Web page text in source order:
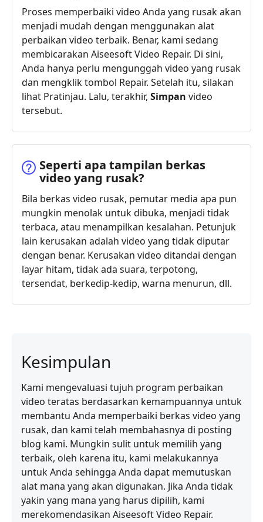
Proses memperbaiki video Anda yang rusak akan
menjadi mudah dengan menggunakan alat
perbaikan video terbaik. Benar, kami sedang
membicarakan Aiseesoft Video Repair. Di sini,
Anda hanya perlu mengunggah video yang rusak
dan mengklik tombol Repair. Setelah itu, silakan
lihat Pratinjau. Lalu, terakhir, Simpan video
tersebut.
Seperti apa tampilan berkas
video yang rusak?
Bila berkas video rusak, pemutar media apa pun
mungkin menolak untuk dibuka, menjadi tidak
terbaca, atau menampilkan kesalahan. Petunjuk
lain kerusakan adalah video yang tidak diputar
dengan benar. Kerusakan video ditandai dengan
layar hitam, tidak ada suara, terpotong,
tersendat, berkedip-kedip, warna menurun, dll.
Kesimpulan
Kami mengevaluasi tujuh program perbaikan
video teratas berdasarkan kemampuannya untuk
membantu Anda memperbaiki berkas video yang
rusak, dan kami telah membahasnya di posting
blog kami. Mungkin sulit untuk memilih yang
terbaik, oleh karena itu, kami melakukannya
untuk Anda sehingga Anda dapat memutuskan
alat mana yang akan digunakan. Jika Anda tidak
yakin yang mana yang harus dipilih, kami
merekomendasikan Aiseesoft Video Repair.